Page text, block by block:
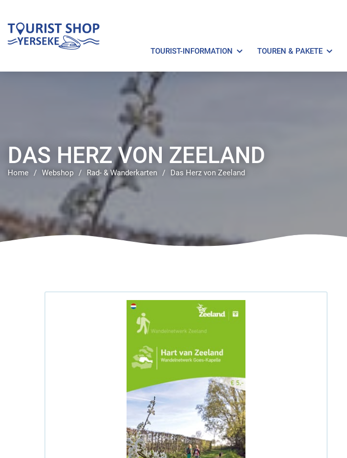
TOURIST-INFORMATION TOUREN & PAKETE
DAS HERZ VON ZEELAND
Home / Webshop / Rad- & Wanderkarten / Das Herz von Zeeland